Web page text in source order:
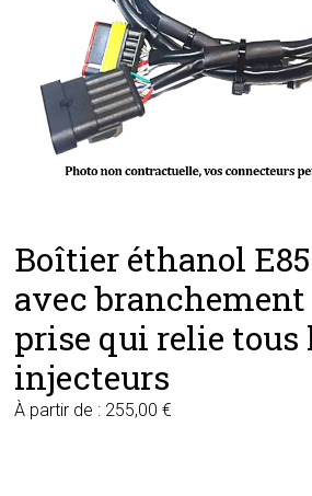
Boîtier éthanol
avec
prise qui relie tous
injecteurs
À partir de : 255,00€